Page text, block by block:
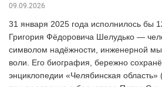
09.09.2026
31 января 2025 года исполнилось бы
Григория Фёдоровича Шелудько —
символом надёжности, инженерной
воли. Его биография, бережно
энциклопедии «Челябинская область»